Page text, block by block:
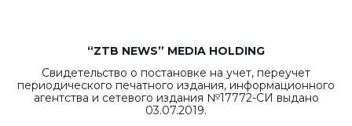
“ZTB NEWS” MEDIA HOLDING
Свидетельство о постановке на учет, переучет
периодического печатного издания, информационного
агентства и сетевого издания №17772-СИ выдано
03.07.2019.